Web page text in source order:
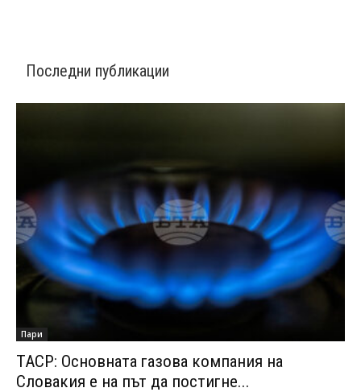
Последни публикации
Пари
ТАСР: Основната газова компания на
Словакия е на път да постигне...